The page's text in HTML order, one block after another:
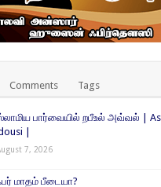
Comments Tags
பார்வையில் றபீஉல் அவ்வல் |
|
7, 2026
மாதம் பீடையா?